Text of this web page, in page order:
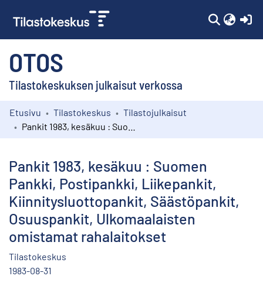
OTOS
Tilastokeskuksen julkaisut verkossa
Kokoelmat
Etusivu Tilastokeskus
Tilastojulkaisut
Pankit 1983, kesäkuu : Suomen
Pankki, Postipankki, Liikepankit,
Kiinnitysluottopankit, Säästöpankit,
Osuuspankit, Ulkomaalaisten
omistamat rahalaitokset
Tilastokeskus
1983-08-31